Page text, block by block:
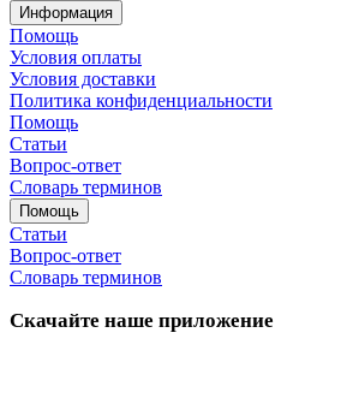
Информация
Помощь
Условия оплаты
Условия доставки
Политика конфиденциальности
Помощь
Статьи
Вопрос-ответ
Словарь терминов
Помощь
Статьи
Вопрос-ответ
Словарь терминов
Скачайте наше приложение